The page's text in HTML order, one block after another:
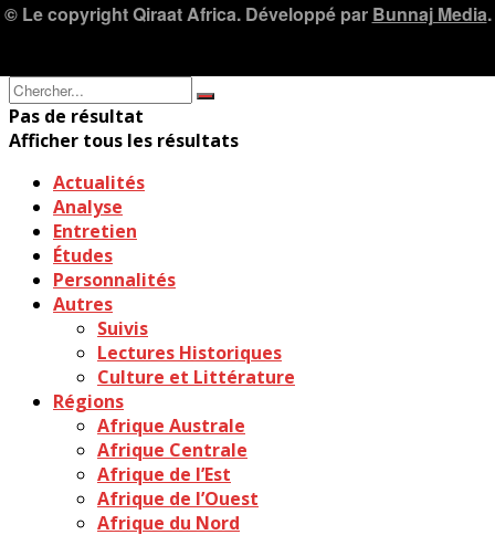
© Le copyright Qiraat Africa. Développé par Bunnaj Media.
Pas de résultat
Afficher tous les résultats
Actualités
Analyse
Entretien
Études
Personnalités
Autres
Suivis
Lectures Historiques
Culture et Littérature
Régions
Afrique Australe
Afrique Centrale
Afrique de l’Est
Afrique de l’Ouest
Afrique du Nord